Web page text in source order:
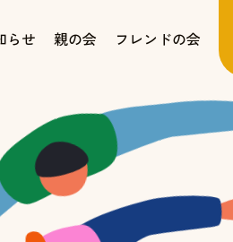
らせ 親の会 フレンドの会